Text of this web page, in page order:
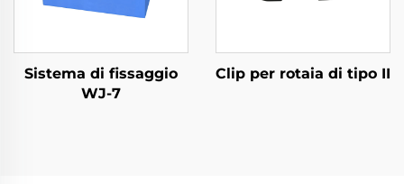
Sistema di fissaggio
WJ-7
Clip per rotaia di tipo II